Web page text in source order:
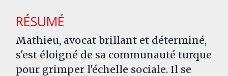
RÉSUMÉ
Mathieu, avocat brillant et déterminé,
s'est éloigné de sa communauté turque
pour grimper l'échelle sociale. Il se